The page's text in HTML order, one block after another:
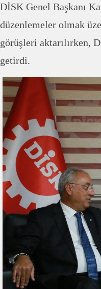
DİSK Genel Başkanı
düzenlemeler olmak
görüşleri aktarılırken,
getirdi.